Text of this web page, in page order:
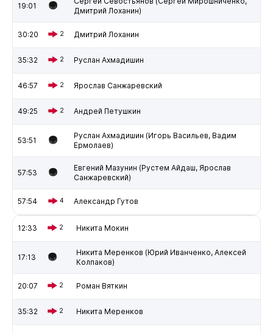
19:01
Дмитрий Лоханин)
30:20 2 Дмитрий Лоханин
35:32 2 Руслан Ахмадишин
46:57 2 Ярослав Санжаревский
49:25 2 Андрей Петушкин
53:51
Руслан Ахмадишин (Игорь Васильев, Вадим
Ермолаев)
57:53
Евгений Мазунин (Рустем Айдаш, Ярослав
Санжаревский)
57:54 4 Александр Гутов
12:33 2 Никита Мокин
17:13
Никита Меренков (Юрий Иванченко, Алексей
Колпаков)
20:07 2 Роман Вяткин
35:32 2 Никита Меренков